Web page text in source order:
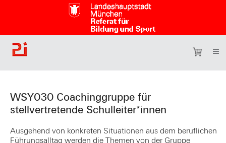
WSY030 Coachinggruppe für
stellvertretende Schulleiter*innen
Ausgehend von konkreten Situationen aus dem beruflichen
Führungsalltag werden die Themen von der Gruppe